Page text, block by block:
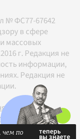
№ ФС77-67642
в сфере
массовых
г. Редакция не
информации,
Редакция не
с
чем по